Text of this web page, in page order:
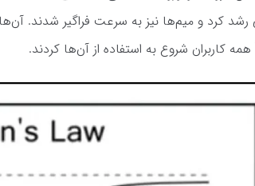
رشد کرد و میم‌ها نیز به سرعت فراگیر شدند.
همه کاربران شروع به استفاده از آن‌ها کردند.